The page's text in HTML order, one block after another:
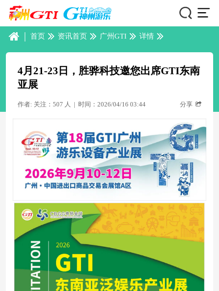
| 首页 资讯首页 广州GTI 详情
4月21-23日，胜骅科技邀您出席GTI东南
亚展
作者: 关注：507 人 | 时间：2026/04/16 03:44 分享